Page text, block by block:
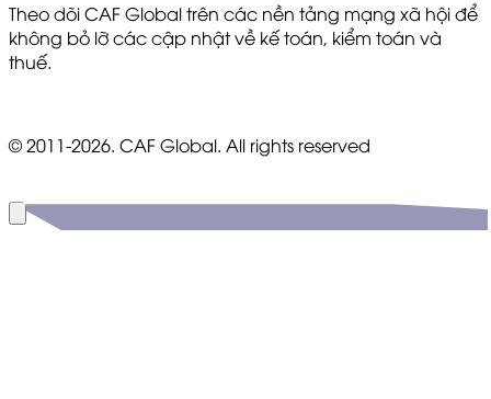
Theo dõi CAF Global trên các nền tảng mạng xã hội để
không bỏ lỡ các cập nhật về kế toán, kiểm toán và
thuế.
© 2011-2026. CAF Global. All rights reserved